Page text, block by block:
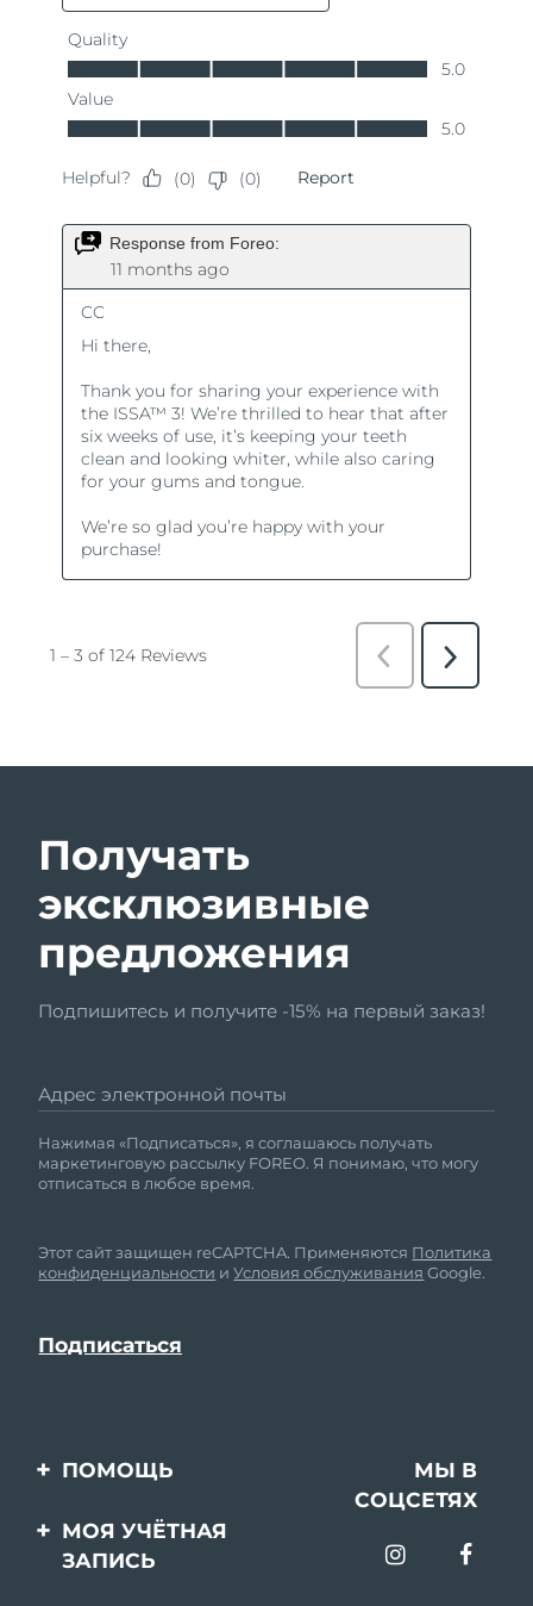
Получать
эксклюзивные
предложения
Подпишитесь и получите -15% на первый заказ!
Адрес электронной почты
Нажимая «Подписаться», я соглашаюсь получать
маркетинговую рассылку FOREO. Я понимаю, что могу
отписаться в любое время.
Этот сайт защищен reCAPTCHA. Применяются Политика
конфиденциальности иУсловия обслуживания Google.
ПОМОЩЬ
Свяжитесь с нами
Заказ и доставка
МЫ В
СОЦСЕТЯХ
МОЯ УЧЁТНАЯ
ЗАПИСЬ